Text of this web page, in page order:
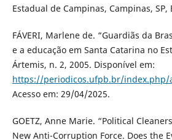
Estadual de Campinas, Campinas, SP,
FÁVERI, Marlene de. “Guardiãs da
e a educação em Santa Catarina no
Ártemis, n. 2, 2005. Disponível em:
https://periodicos.ufpb.br/
Acesso em: 29/04/2025.
GOETZ, Anne Marie. “Political
New Anti-Corruption Force. Does the